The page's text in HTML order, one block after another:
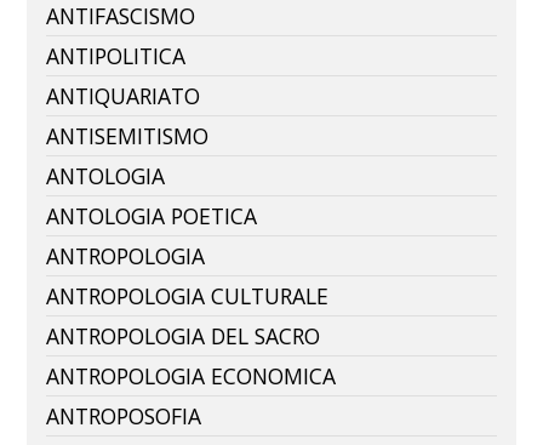
ANTIFASCISMO
ANTIPOLITICA
ANTIQUARIATO
ANTISEMITISMO
ANTOLOGIA
ANTOLOGIA POETICA
ANTROPOLOGIA
ANTROPOLOGIA CULTURALE
ANTROPOLOGIA DEL SACRO
ANTROPOLOGIA ECONOMICA
ANTROPOSOFIA